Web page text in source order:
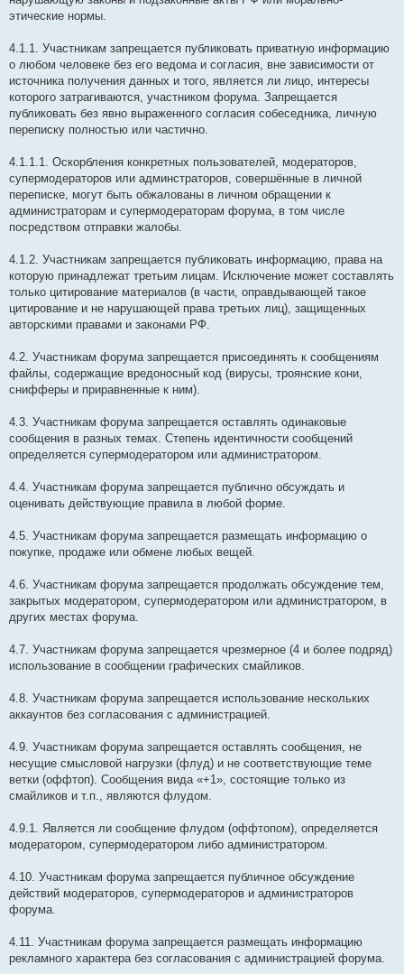
этические нормы.
4.1.1. Участникам запрещается публиковать приватную информацию
о любом человеке без его ведома и согласия, вне зависимости от
источника получения данных и того, является ли лицо, интересы
которого затрагиваются, участником форума. Запрещается
публиковать без явно выраженного согласия собеседника, личную
переписку полностью или частично.
4.1.1.1. Оскорбления конкретных пользователей, модераторов,
супермодераторов или админстраторов, совершённые в личной
переписке, могут быть обжалованы в личном обращении к
администраторам и супермодераторам форума, в том числе
посредством отправки жалобы.
4.1.2. Участникам запрещается публиковать информацию, права на
которую принадлежат третьим лицам. Исключение может составлять
только цитирование материалов (в части, оправдывающей такое
цитирование и не нарушающей права третьих лиц), защищенных
авторскими правами и законами РФ.
4.2. Участникам форума запрещается присоединять к сообщениям
файлы, содержащие вредоносный код (вирусы, троянские кони,
снифферы и приравненные к ним).
4.3. Участникам форума запрещается оставлять одинаковые
сообщения в разных темах. Степень идентичности сообщений
определяется супермодератором или администратором.
4.4. Участникам форума запрещается публично обсуждать и
оценивать действующие правила в любой форме.
4.5. Участникам форума запрещается размещать информацию о
покупке, продаже или обмене любых вещей.
4.6. Участникам форума запрещается продолжать обсуждение тем,
закрытых модератором, супермодератором или администратором, в
других местах форума.
4.7. Участникам форума запрещается чрезмерное (4 и более подряд)
использование в сообщении графических смайликов.
4.8. Участникам форума запрещается использование нескольких
аккаунтов без согласования с администрацией.
4.9. Участникам форума запрещается оставлять сообщения, не
несущие смысловой нагрузки (флуд) и не соответствующие теме
ветки (оффтоп). Сообщения вида «+1», состоящие только из
смайликов и т.п., являются флудом.
4.9.1. Является ли сообщение флудом (оффтопом), определяется
модератором, супермодератором либо администратором.
4.10. Участникам форума запрещается публичное обсуждение
действий модераторов, супермодераторов и администраторов
форума.
4.11. Участникам форума запрещается размещать информацию
рекламного характера без согласования с администрацией форума.